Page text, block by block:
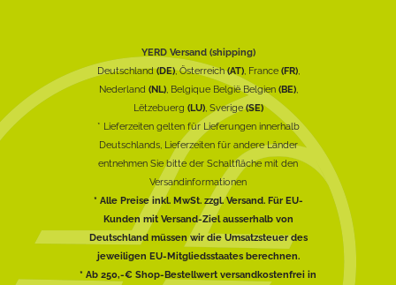
YERD Versand (shipping)
Deutschland(DE), Österreich(AT), France (FR),
Nederland (NL), Belgique België Belgien (BE),
Lëtzebuerg (LU), Sverige(SE)
* Lieferzeiten gelten für Lieferungen innerhalb
Deutschlands, Lieferzeiten für andere Länder
entnehmen Sie bitte der Schaltfläche mit den
Versandinformationen
* Alle Preise inkl. MwSt. zzgl. Versand. Für EU-
Kunden mit Versand-Ziel ausserhalb von
Deutschland müssen wir die Umsatzsteuer des
jeweiligen EU-Mitgliedsstaates berechnen.
* Ab 250,-€ Shop-Bestellwert versandkostenfrei in